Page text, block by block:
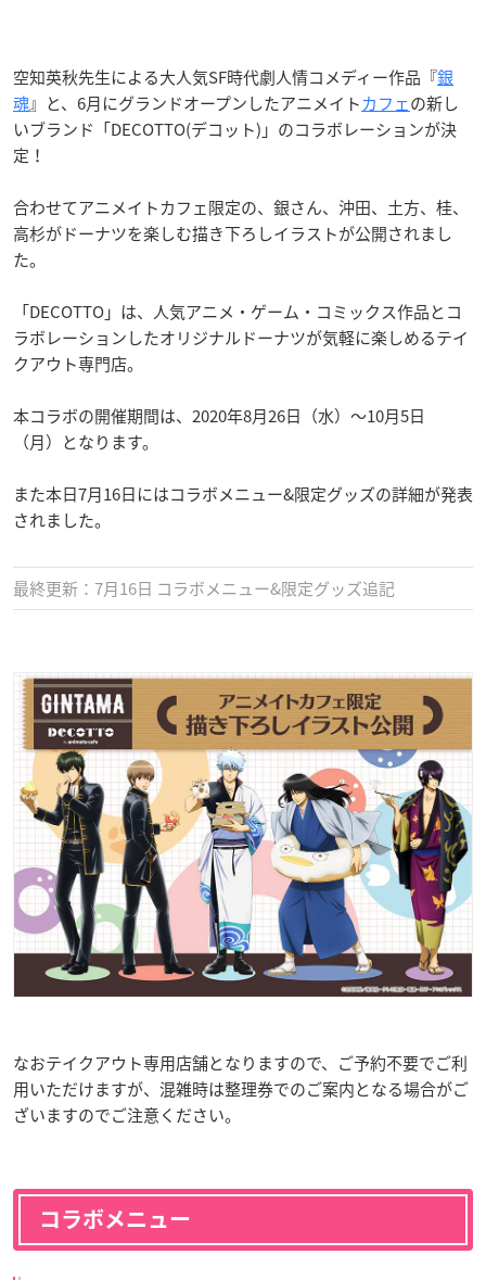
空知英秋先生による大人気SF時代劇人情コメディー作品『銀
魂』と、6月にグランドオープンしたアニメイトカフェの新し
いブランド「DECOTTO(デコット)」のコラボレーションが決
定！
合わせてアニメイトカフェ限定の、銀さん、沖田、土方、桂、
高杉がドーナツを楽しむ描き下ろしイラストが公開されまし
た。
「DECOTTO」は、人気アニメ・ゲーム・コミックス作品とコ
ラボレーションしたオリジナルドーナツが気軽に楽しめるテイ
クアウト専門店。
本コラボの開催期間は、2020年8月26日（水）〜10月5日
（月）となります。
また本日7月16日にはコラボメニュー&限定グッズの詳細が発表
されました。
最終更新：7月16日 コラボメニュー&限定グッズ追記
なおテイクアウト専用店舗となりますので、ご予約不要でご利
用いただけますが、混雑時は整理券でのご案内となる場合がご
ざいますのでご注意ください。
コラボメニュー